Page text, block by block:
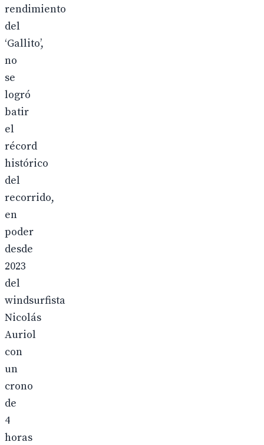
rendimiento
del
‘Gallito’,
no
se
logró
batir
el
récord
histórico
del
recorrido,
en
poder
desde
2023
del
windsurfista
Nicolás
Auriol
con
un
crono
de
4
horas